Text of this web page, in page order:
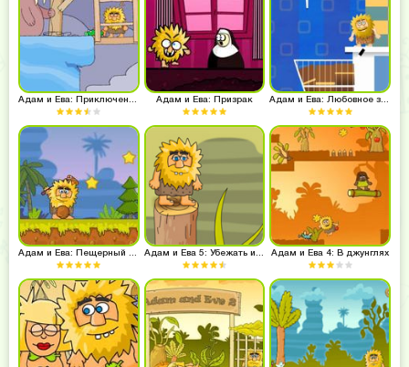
Адам и Ева: Приключения во сне Адам и Ева: Призрак Адам и Ева: Любовное зелье
Адам и Ева 4: В джунглях